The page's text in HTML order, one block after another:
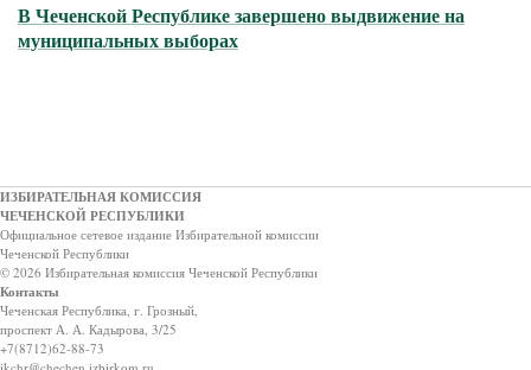
В Чеченской Республике завершено выдвижение на
муниципальных выборах
ИЗБИРАТЕЛЬНАЯ КОМИССИЯ
ЧЕЧЕНСКОЙ РЕСПУБЛИКИ
Официальное сетевое издание Избирательной комиссии
Чеченской Республики
© 2026 Избирательная комиссия Чеченской Республики
Контакты
Чеченская Республика, г. Грозный,
проспект А. А. Кадырова, 3/25
+7(8712)62-88-73